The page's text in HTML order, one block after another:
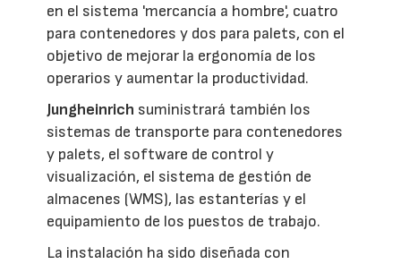
en el sistema 'mercancía a hombre', cuatro
para contenedores y dos para palets, con el
objetivo de mejorar la ergonomía de los
operarios y aumentar la productividad.
Jungheinrich suministrará también los
sistemas de transporte para contenedores
y palets, el software de control y
visualización, el sistema de gestión de
almacenes (WMS), las estanterías y el
equipamiento de los puestos de trabajo.
La instalación ha sido diseñada con